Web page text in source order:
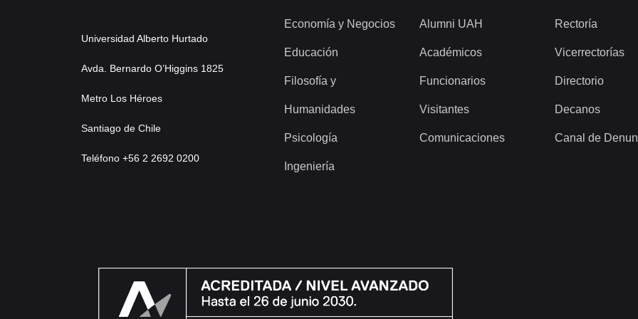
Universidad Alberto Hurtado
Avda. Bernardo O’Higgins 1825
Metro Los Héroes
Santiago de Chile
Teléfono +56 2 2692 0200
Economía y Negocios
Educación
Filosofía y
Humanidades
Psicología
Ingeniería
Alumni UAH
Académicos
Funcionarios
Visitantes
Comunicaciones
Rectoría
Vicerrectorías
Directorio
Decanos
Canal de